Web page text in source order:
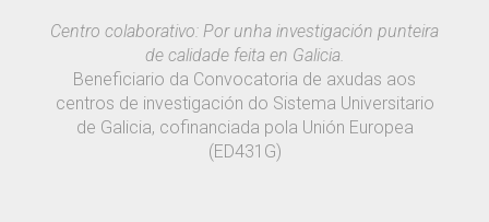
Centro colaborativo: Por unha investigación punteira
de calidade feita en Galicia.
Beneficiario da Convocatoria de axudas aos
centros de investigación do Sistema Universitario
de Galicia, cofinanciada pola Unión Europea
(ED431G)